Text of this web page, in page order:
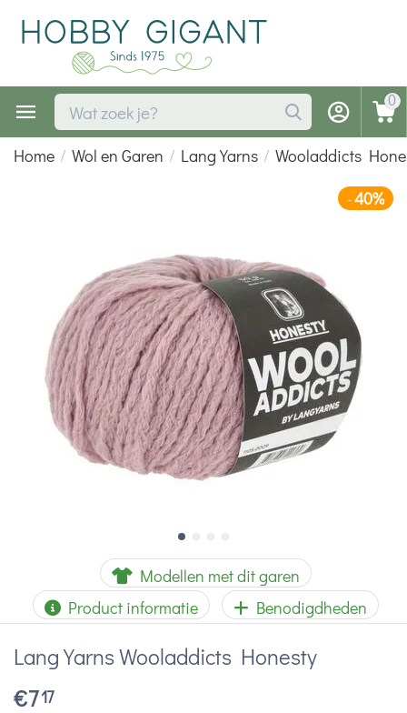
0
Home / Wol en Garen / Lang Yarns / Wooladdicts
-40%
Modellen met dit garen
Product informatie
Benodigdheden
Lang Yarns Wooladdicts Honesty
€717